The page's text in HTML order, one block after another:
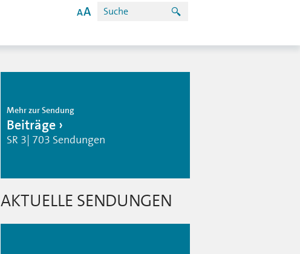
Mehr zur Sendung
Beiträge
SR 3| 703 Sendungen
AKTUELLE SENDUNGEN